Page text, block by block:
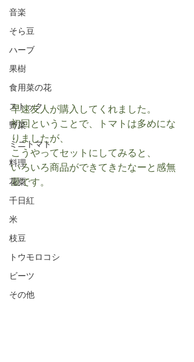
音楽
そら豆
ハーブ
果樹
食用菜の花
ストック
野菜
ミニトマト
料理
花粟
千日紅
米
枝豆
トウモロコシ
ビーツ
その他
早速友人が購入してくれました。
初回ということで、トマトは多めにな
りましたが、
こうやってセットにしてみると、
いろいろ商品ができてきたなーと感無
量です。